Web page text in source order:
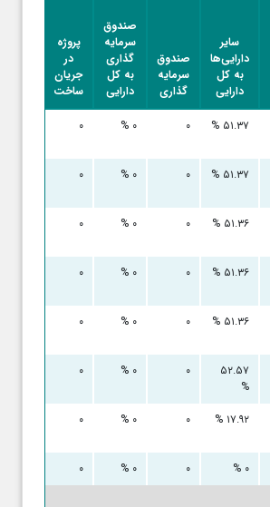
سایر
دارایی‌ها
به کل
دارایی
صندوق
سرمایه
گذاری
صندوق
سرمایه
گذاری
به کل
دارایی
پروژه
در
جریان
ساخت
۵۱.۳۷ % ۰ ۰ % ۰
۵۱.۳۷ % ۰ ۰ % ۰
۵۱.۳۶ % ۰ ۰ % ۰
۵۱.۳۶ % ۰ ۰ % ۰
۵۱.۳۶ % ۰ ۰ % ۰
۵۲.۵۷
%
۰ ۰ % ۰
۱۷.۹۲ % ۰ ۰ % ۰
۰ % ۰ ۰ % ۰